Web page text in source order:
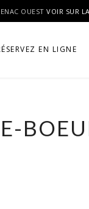
OUEST VOIR SUR
EN LIGNE